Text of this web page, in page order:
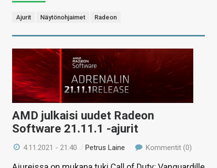
Ajurit Näytönohjaimet Radeon
AMD julkaisi uudet Radeon
Software 21.11.1 -ajurit
4.11.2021 - 21:40 /Petrus Laine Kommentit (0)